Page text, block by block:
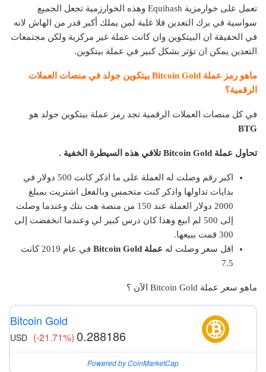
تعمل على خوارمزية Equihash وهذه الخوارزمية تجعل الجميع
سواسية في برك التعدين فلا غلبة لمن يملك أكبر قدر من الهاش لانه
في الحقيقة ان البيتكوين وان كانت عملة غير مركزية ولكن مجتمعات
التعدين يمكن ان تؤثر بشكل كبير في عملة بيتكوين.
ماهو رمز عملة Bitcoin Gold بيتكوين جولد في
منصات العملات
الرقمية؟
في كل منصات العملات الرقمية تجد رمز عملة بيتكوين جولد هو
BTG
تحاول عملة Bitcoin Gold تلافي هذه السيطرة الخفية .
اكبر رقم وصلت له العملة على ما اذكر كانت 500 دولار في
بدايات تداولها واذكر كنت متحمس وبالفعل اشتريت بمبلغ
2000 دولار العملة عند 150 من منصة هت بتك وعندما وصلت
إلى 500 لم ابيع وهذا كان درس كبير لي وعندما انخفضت إلى
300 قمت ببيعها.
اقل سعر وصلت له عملة Bitcoin Gold
في عام 2019 كانت
7.5
ماهو سعر عملة Bitcoin Gold الآن ؟
Bitcoin Gold
0.288186
USD (-21.71%)
Powered by CoinMarketCap